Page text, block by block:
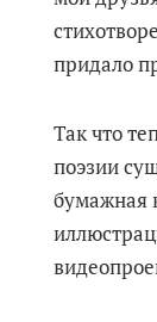
придало
Так что
поэзии
бумажная